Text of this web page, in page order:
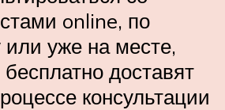
online, по
уже на месте,
доставят
консультации